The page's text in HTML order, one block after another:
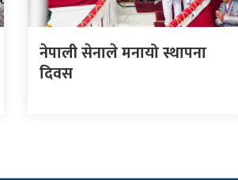
नेपाली सेनाले मनायो स्थापना
दिवस